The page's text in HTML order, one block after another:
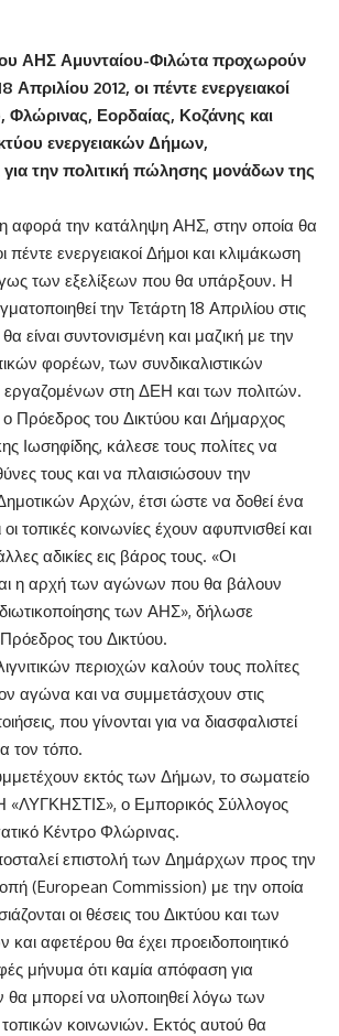
ΑΗΣ Αμυνταίου-Φιλώτα προχωρούν
Απριλίου 2012, οι πέντε ενεργειακοί
Φλώρινας, Εορδαίας, Κοζάνης και
ενεργειακών Δήμων,
για την πολιτική πώλησης μονάδων της
την κατάληψη ΑΗΣ, στην οποία θα
πέντε ενεργειακοί Δήμοι και κλιμάκωση
των εξελίξεων που θα υπάρξουν. Η
την Τετάρτη 18 Απριλίου στις
είναι συντονισμένη και μαζική με την
φορέων, των συνδικαλιστικών
στη ΔΕΗ και των πολιτών.
Πρόεδρος του Δικτύου και Δήμαρχος
Ιωσηφίδης, κάλεσε τους πολίτες να
τους και να πλαισιώσουν την
Αρχών, έτσι ώστε να δοθεί ένα
τοπικές κοινωνίες έχουν αφυπνισθεί και
αδικίες εις βάρος τους. «Οι
η αρχή των αγώνων που θα βάλουν
των ΑΗΣ», δήλωσε
του Δικτύου.
περιοχών καλούν τους πολίτες
αγώνα και να συμμετάσχουν στις
που γίνονται για να διασφαλιστεί
τον τόπο.
εκτός των Δήμων, το σωματείο
ο Εμπορικός Σύλλογος
Κέντρο Φλώρινας.
επιστολή των Δημάρχων προς την
(European Commission) με την οποία
οι θέσεις του Δικτύου και των
και αφετέρου θα έχει προειδοποιητικό
μήνυμα ότι καμία απόφαση για
θα μπορεί να υλοποιηθεί λόγω των
κοινωνιών. Εκτός αυτού θα